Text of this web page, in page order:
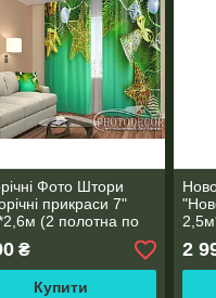
Фото Штори
прикраси 7"
(2 полотна по
₴
Купити
2